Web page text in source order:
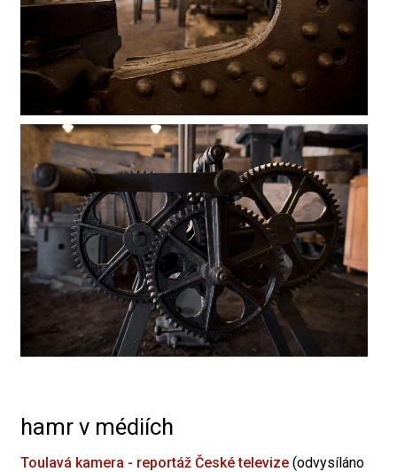
hamr v médiích
Toulavá kamera - reportáž České televize (odvysíláno